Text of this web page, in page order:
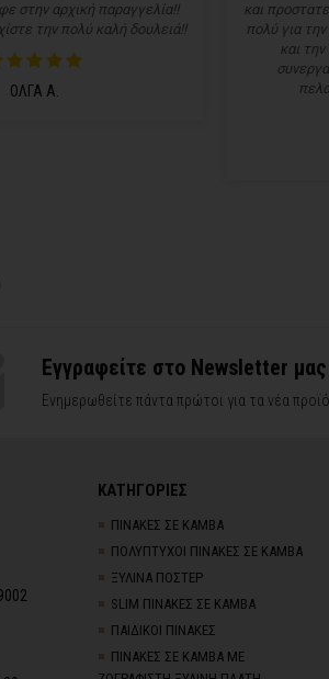
στην αρχική παραγγελία!!
την πολύ καλή δουλειά!!
ΟΛΓΑ Α.
και
πολύ για
και
Εγγραφείτε στο Newsletter μας
Ενημερωθείτε πάντα πρώτοι για τα νέα
ΚΑΤΗΓΟΡΙΕΣ
ΠΙΝΑΚΕΣ ΣΕ ΚΑΜΒΑ
ΠΟΛΥΠΤΥΧΟΙ ΠΙΝΑΚΕΣ ΣΕ ΚΑΜΒΑ
ΞΥΛΙΝΑ ΠΟΣΤΕΡ
SLIM ΠΙΝΑΚΕΣ ΣΕ ΚΑΜΒΑ
ΠΑΙΔΙΚΟΙ ΠΙΝΑΚΕΣ
ΠΙΝΑΚΕΣ ΣΕ ΚΑΜΒΑ ΜΕ